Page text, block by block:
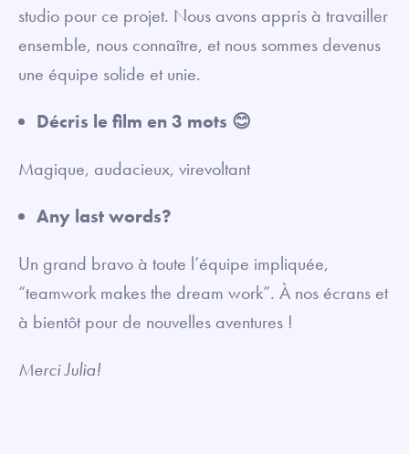
studio pour ce projet. Nous avons appris à travailler
ensemble, nous connaître, et nous sommes devenus
une équipe solide et unie.
Décris le film en 3 mots 😊
Magique, audacieux, virevoltant
Any last words?
Un grand bravo à toute l’équipe impliquée,
“teamwork makes the dream work”. À nos écrans et
à bientôt pour de nouvelles aventures !
Merci Julia!